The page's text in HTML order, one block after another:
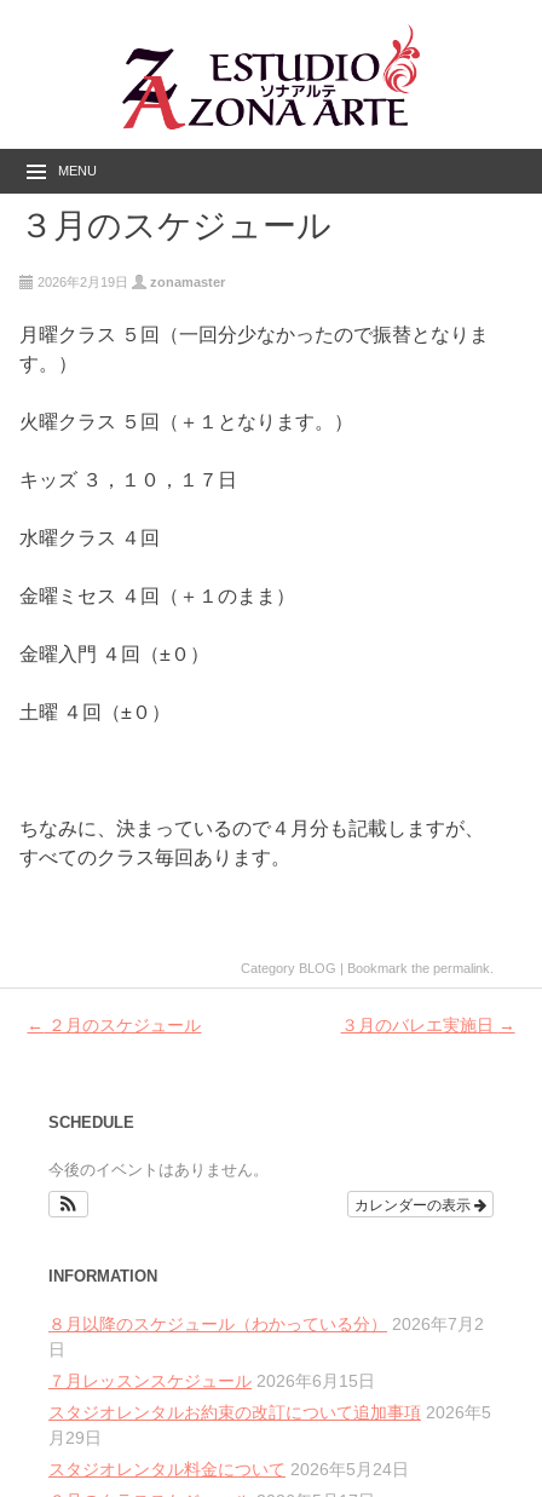
MENU
３月のスケジュール
2026年2月19日 zonamaster
月曜クラス ５回（一回分少なかったので振替となりま
す。）
火曜クラス ５回（＋１となります。）
キッズ ３，１０，１７日
水曜クラス ４回
金曜ミセス ４回（＋１のまま）
金曜入門 ４回（±０）
土曜 ４回（±０）
ちなみに、決まっているので４月分も記載しますが、
すべてのクラス毎回あります。
Category BLOG | Bookmark the permalink
Post
← ２月のスケジュール ３月のバレエ実施日 →
SCHEDULE
今後のイベントはありません。
カレンダーの表示
INFORMATION
８月以降のスケジュール（わかっている分）
2026年7月2
日
７月レッスンスケジュール 2026年6月15日
スタジオレンタルお約束の改訂について追加事項 2026年5
月29日
スタジオレンタル料金について 2026年5月24日